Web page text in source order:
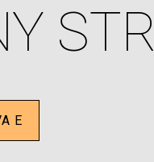
STR
E